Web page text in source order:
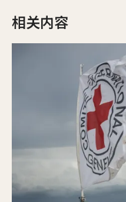
相关内容